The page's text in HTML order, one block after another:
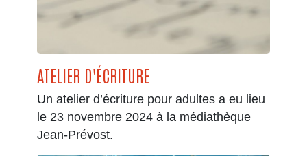
ATELIER D'ÉCRITURE
Un atelier d’écriture pour adultes a eu lieu
le 23 novembre 2024 à la médiathèque
Jean-Prévost.